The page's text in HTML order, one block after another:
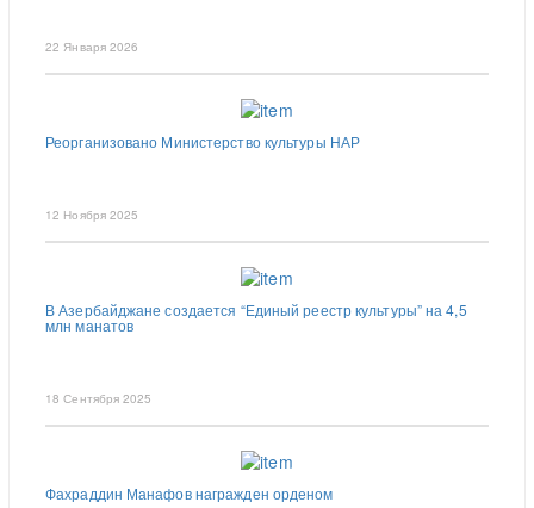
22 Января 2026
Реорганизовано Министерство культуры НАР
12 Ноября 2025
В Азербайджане создается “Единый реестр культуры” на 4,5
млн манатов
18 Сентября 2025
Фахраддин Манафов награжден орденом